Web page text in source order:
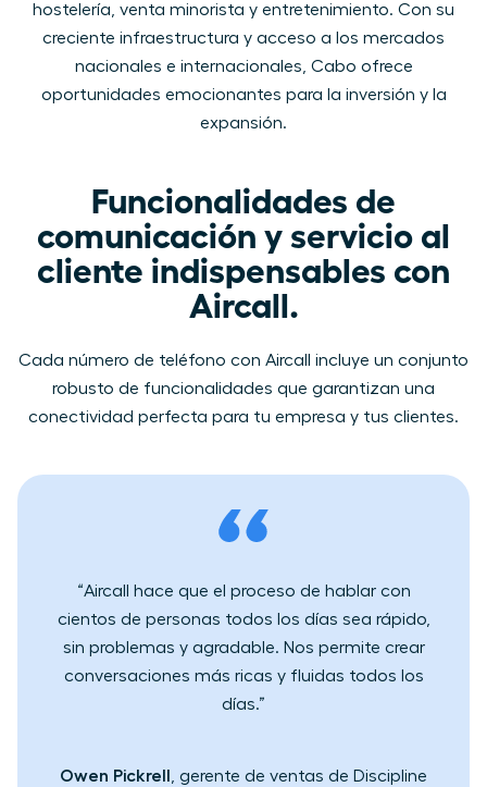
hostelería, venta minorista y entretenimiento. Con su
creciente infraestructura y acceso a los mercados
nacionales e internacionales, Cabo ofrece
oportunidades emocionantes para la inversión y la
expansión.
Funcionalidades de
comunicación y servicio al
cliente indispensables con
Aircall.
Cada número de​ teléfono con Aircall​ ​incluye un conjunto
robusto de funcionalidades que garantizan una
conectividad perfecta para tu empresa y tus clientes.
“Aircall hace que el proceso de hablar con
cientos de personas todos los días sea ​rápido​​,
sin problemas y agradable. Nos permite​ crear
conversaciones más ricas y fluidas todos los
días.”
Owen Pickrell
, gerente de ventas de Discipline